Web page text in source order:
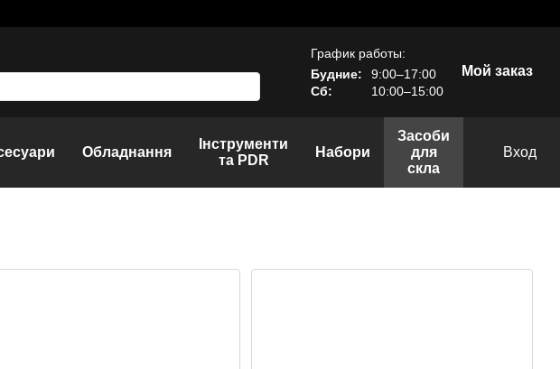
График работы:
Будние:
9:00–17:00
Сб:
10:00–15:00
Мой заказ
Обладнання
Інструменти
та PDR
Набори
Засоби
для
скла
Вход